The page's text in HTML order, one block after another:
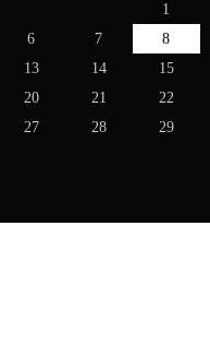
1
6 7
8
13 14
15
20 21
22
27 28
29